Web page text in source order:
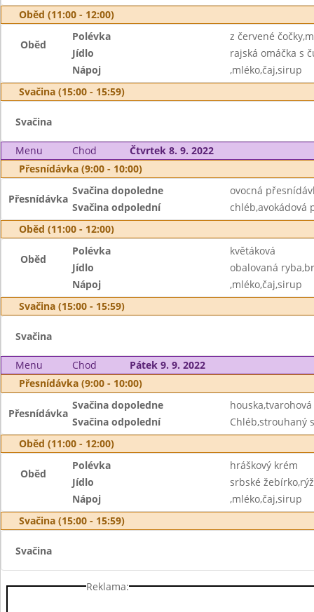
Oběd (11:00 - 12:00)
Oběd
Polévka
z červené
Jídlo
rajská omáčka s
Nápoj
,mléko,čaj,sirup
Svačina (15:00 - 15:59)
Svačina
Menu Chod
Čtvrtek 8. 9. 2022
Přesnídávka (9:00 - 10:00)
Přesnídávka
Svačina dopoledne
ovocná
Svačina odpolední
chléb,avokádová
Oběd (11:00 - 12:00)
Oběd
Polévka
květáková
Jídlo
obalovaná
Nápoj
,mléko,čaj,sirup
Svačina (15:00 - 15:59)
Svačina
Menu Chod
Pátek 9. 9. 2022
Přesnídávka (9:00 - 10:00)
Přesnídávka
Svačina dopoledne
Svačina odpolední
Chléb,strouhaný
Oběd (11:00 - 12:00)
Oběd
Polévka
hráškový krém
Jídlo
srbské
Nápoj
,mléko,čaj,sirup
Svačina (15:00 - 15:59)
Svačina
Reklama: